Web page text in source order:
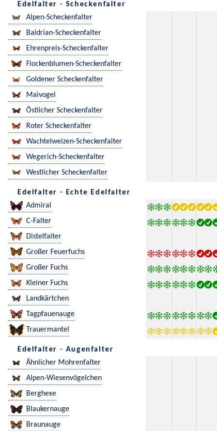
Edelfalter - Scheckenfalter
Alpen-Scheckenfalter
Baldrian-Scheckenfalter
Ehrenpreis-Scheckenfalter
Flockenblumen-Scheckenfalter
Goldener Scheckenfalter
Maivogel
Östlicher Scheckenfalter
Roter Scheckenfalter
Wachtelweizen-Scheckenfalter
Wegerich-Scheckenfalter
Westlicher Scheckenfalter
Edelfalter - Echte Edelfalter
Admiral
C-Falter
Distelfalter
Großer Feuerfuchs
Großer Fuchs
Kleiner Fuchs
Landkärtchen
Tagpfauenauge
Trauermantel
Edelfalter - Augenfalter
Ähnlicher Mohrenfalter
Alpen-Wiesenvögelchen
Berghexe
Blaukernauge
Braunauge